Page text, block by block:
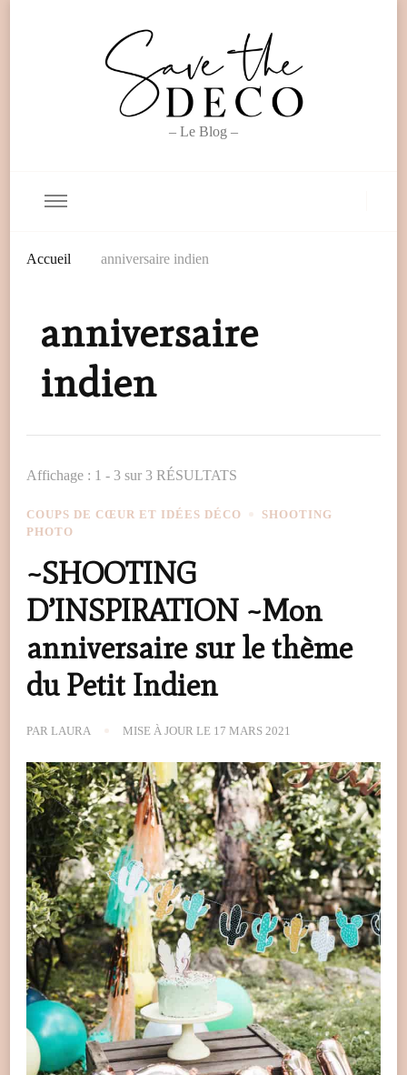
– Le Blog –
Accueil anniversaire indien
anniversaire
indien
Affichage : 1 - 3 sur 3 RÉSULTATS
COUPS DE CŒUR ET IDÉES DÉCO
SHOOTING
PHOTO
~SHOOTING
D’INSPIRATION ~Mon
anniversaire sur le thème
du Petit Indien
PAR LAURA MISE À JOUR LE 17 MARS 2021